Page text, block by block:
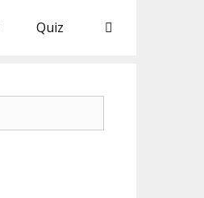
Quiz